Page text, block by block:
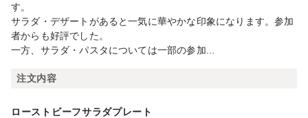
す。
サラダ・デザートがあると一気に華やかな印象になります。参加
者からも好評でした。
一方、サラダ・パスタについては一部の参加...
注文内容
ローストビーフサラダプレート